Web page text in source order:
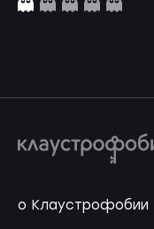
о Клаустрофобии